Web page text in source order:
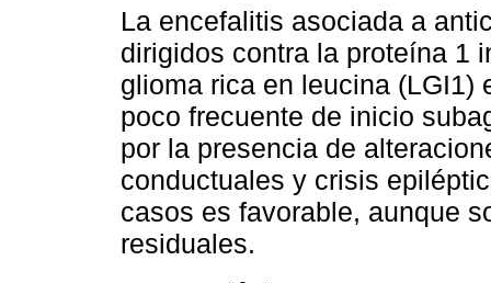
La encefalitis asociada a
dirigidos contra la proteína 1
glioma rica en leucina (LGI1)
poco frecuente de inicio
por la presencia de
conductuales y crisis
casos es favorable, aunque
residuales.